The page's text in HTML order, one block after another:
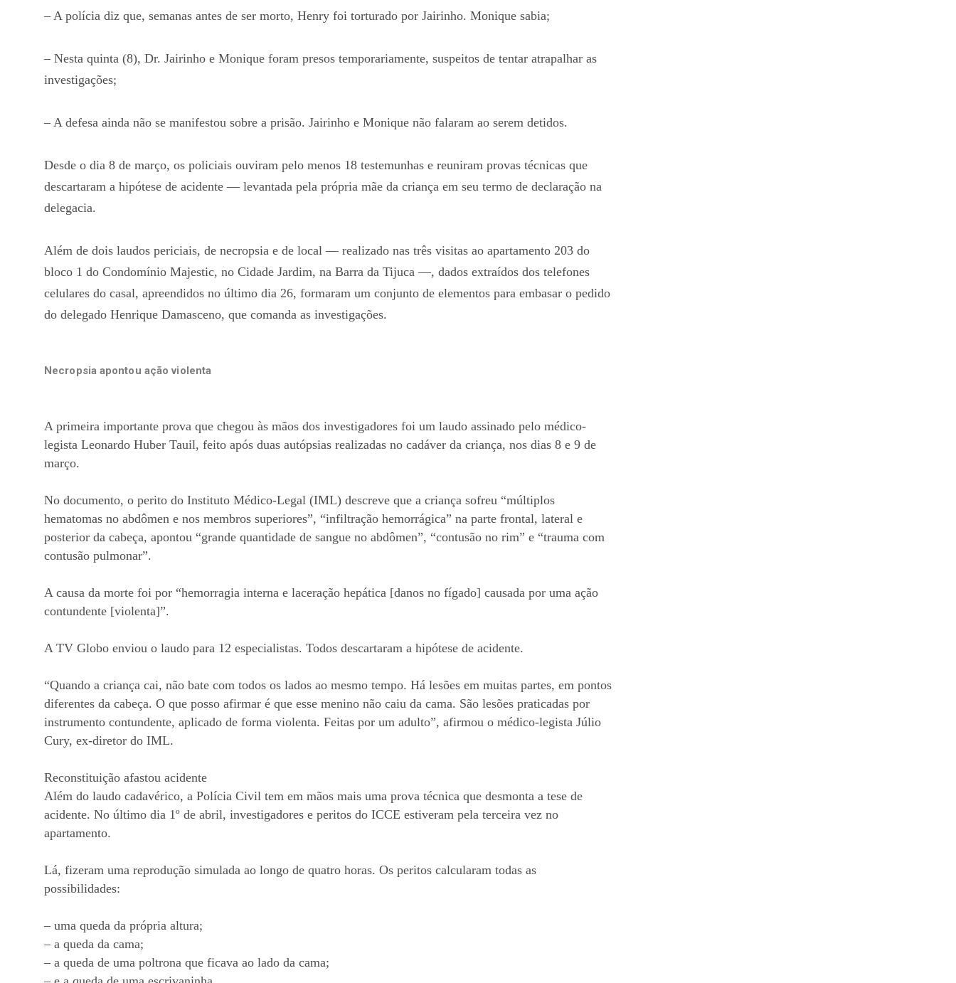
– A polícia diz que, semanas antes de ser morto, Henry foi torturado por Jairinho. Monique sabia;
– Nesta quinta (8), Dr. Jairinho e Monique foram presos temporariamente, suspeitos de tentar atrapalhar as
investigações;
– A defesa ainda não se manifestou sobre a prisão. Jairinho e Monique não falaram ao serem detidos.
Desde o dia 8 de março, os policiais ouviram pelo menos 18 testemunhas e reuniram provas técnicas que
descartaram a hipótese de acidente — levantada pela própria mãe da criança em seu termo de declaração na
delegacia.
Além de dois laudos periciais, de necropsia e de local — realizado nas três visitas ao apartamento 203 do
bloco 1 do Condomínio Majestic, no Cidade Jardim, na Barra da Tijuca —, dados extraídos dos telefones
celulares do casal, apreendidos no último dia 26, formaram um conjunto de elementos para embasar o pedido
do delegado Henrique Damasceno, que comanda as investigações.
Necropsia apontou ação violenta
A primeira importante prova que chegou às mãos dos investigadores foi um laudo assinado pelo médico-
legista Leonardo Huber Tauil, feito após duas autópsias realizadas no cadáver da criança, nos dias 8 e 9 de
março.
No documento, o perito do Instituto Médico-Legal (IML) descreve que a criança sofreu “múltiplos
hematomas no abdômen e nos membros superiores”, “infiltração hemorrágica” na parte frontal, lateral e
posterior da cabeça, apontou “grande quantidade de sangue no abdômen”, “contusão no rim” e “trauma com
contusão pulmonar”.
A causa da morte foi por “hemorragia interna e laceração hepática [danos no fígado] causada por uma ação
contundente [violenta]”.
A TV Globo enviou o laudo para 12 especialistas. Todos descartaram a hipótese de acidente.
“Quando a criança cai, não bate com todos os lados ao mesmo tempo. Há lesões em muitas partes, em pontos
diferentes da cabeça. O que posso afirmar é que esse menino não caiu da cama. São lesões praticadas por
instrumento contundente, aplicado de forma violenta. Feitas por um adulto”, afirmou o médico-legista Júlio
Cury, ex-diretor do IML.
Reconstituição afastou acidente
Além do laudo cadavérico, a Polícia Civil tem em mãos mais uma prova técnica que desmonta a tese de
acidente. No último dia 1º de abril, investigadores e peritos do ICCE estiveram pela terceira vez no
apartamento.
Lá, fizeram uma reprodução simulada ao longo de quatro horas. Os peritos calcularam todas as
possibilidades:
– uma queda da própria altura;
– a queda da cama;
– a queda de uma poltrona que ficava ao lado da cama;